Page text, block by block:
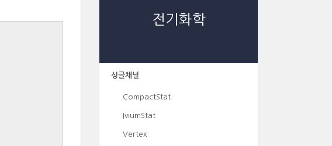
전기화학
싱글채널
CompactStat
IviumStat
Vertex